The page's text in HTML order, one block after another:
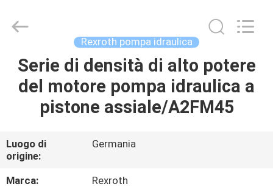
CASA
PRODOTTI
CIRCA
NOI
Electronic
Limited.
Reserved.
Rexroth pompa idraulica
Serie di densità di alto potere
del motore pompa idraulica a
pistone assiale/A2FM45
Luogo di
origine:
Germania
Marca:
Rexroth